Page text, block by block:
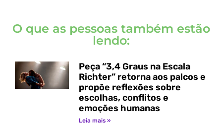
O que as pessoas também estão
lendo:
Peça “3,4 Graus na Escala
Richter” retorna aos palcos e
propõe reflexões sobre
escolhas, conflitos e
emoções humanas
Leia mais »